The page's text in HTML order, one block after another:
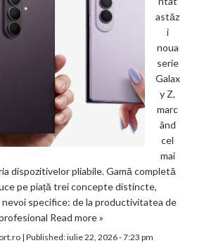
astăz
i
noua
serie
Galax
y Z,
marc
ând
cel
mai
dispozitivelor pliabile. Gamă completă
pe piață trei concepte distincte,
specifice: de la productivitatea de
Read more »
| Published:iulie 22, 2026 - 7:23 pm